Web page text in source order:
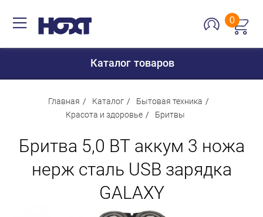
0
Каталог товаров
Для кухни
Сантехника
Главная Каталог
Бытовая техника
Красота и здоровье
Бритвы
Бритва 5,0 ВТ аккум 3 ножа
нерж сталь USB зарядка
GALAXY